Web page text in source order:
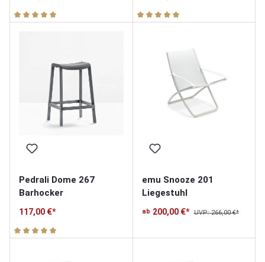
Durchschnittliche Bewertung von 5 von 5 Sternen
Durchschnittliche Bewertung
Pedrali Dome 267
Barhocker
117,00 €*
Durchschnittliche Bewertung von 5 von 5 Sternen
emu Snooze 201
Liegestuhl
ab 200,00 €* UVP: 266,00 €*